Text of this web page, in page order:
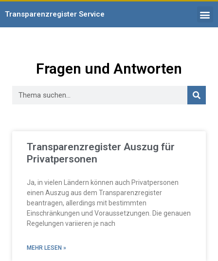
Transparenzregister Service
Fragen und Antworten
Transparenzregister Auszug für
Privatpersonen
Ja, in vielen Ländern können auch Privatpersonen
einen Auszug aus dem Transparenzregister
beantragen, allerdings mit bestimmten
Einschränkungen und Voraussetzungen. Die genauen
Regelungen variieren je nach
MEHR LESEN »